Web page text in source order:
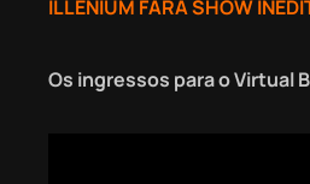
ILLENIUM FARÁ SHOW
Os ingressos para o Virtual